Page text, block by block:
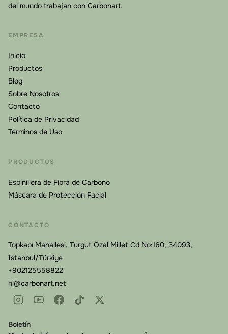
del mundo trabajan con Carbonart.
EMPRESA
Inicio
Productos
Blog
Sobre Nosotros
Contacto
Política de Privacidad
Términos de Uso
PRODUCTOS
Espinillera de Fibra de Carbono
Máscara de Protección Facial
CONTACTO
Topkapı Mahallesi, Turgut Özal Millet Cd No:160, 34093,
İstanbul/Türkiye
+902125558822
hi@carbonart.net
Boletín